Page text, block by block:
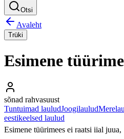
Otsi
Avaleht
Trüki
Esimene
sõnad rahvasuust
Tuntuimad lauludJoogilaulud
eestikeelsed laulud
Esimene tüürimees ei raatsi iial juua,